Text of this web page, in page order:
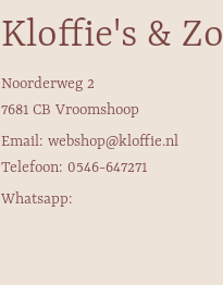
Kloffie's & Zo
Noorderweg 2
7681 CB Vroomshoop
Email: webshop@kloffie.nl
Telefoon: 0546-647271
Whatsapp: